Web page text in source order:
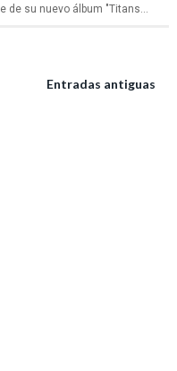
de su nuevo álbum "Titans...
Entradas antiguas